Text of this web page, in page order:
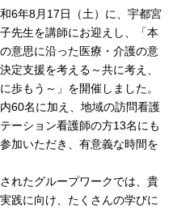
6年8月17日（土）に、宇都宮
先生を講師にお迎えし、「本
の意思に沿った医療・介護の意
定支援を考える～共に考え、
歩もう～」を開催しました。
60名に加え、地域の訪問看護
ーション看護師の方13名にも
加いただき、有意義な時間を
たグループワークでは、貴
践に向け、たくさんの学びに